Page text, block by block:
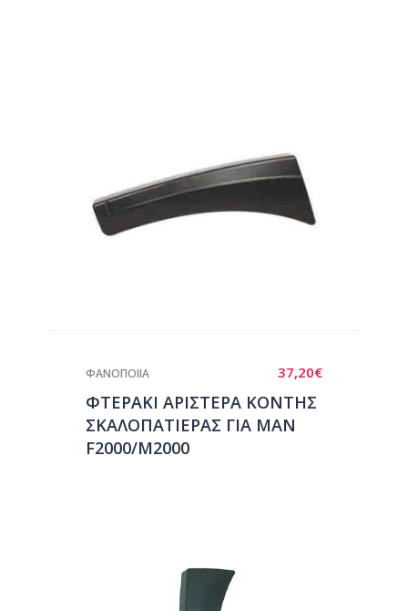
37,20€
ΦΑΝΟΠΟΙΙΑ
ΦΤΕΡΑΚΙ ΑΡΙΣΤΕΡΑ ΚΟΝΤΗΣ
ΣΚΑΛΟΠΑΤΙΕΡΑΣ ΓΙΑ ΜΑΝ
F2000/M2000